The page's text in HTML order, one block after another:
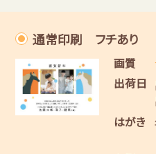
通常印刷 フチあり
画質
出荷日
はがき